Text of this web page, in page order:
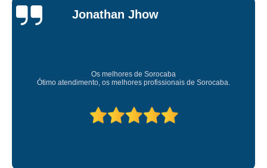
Jessica
Carvalho
Super recomendo!
Amei o atendimento. Preco super bom. Superou minhas expectativas.
Deixou o meu bem super arrumadinhooo recomendo!